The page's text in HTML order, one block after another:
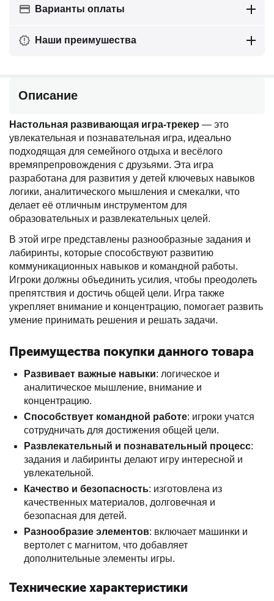
Варианты оплаты
Наши преимушества
Описание
Настольная развивающая игра-трекер — это
увлекательная и познавательная игра, идеально
подходящая для семейного отдыха и весёлого
времяпрепровождения с друзьями. Эта игра
разработана для развития у детей ключевых навыков
логики, аналитического мышления и смекалки, что
делает её отличным инструментом для
образовательных и развлекательных целей.
В этой игре представлены разнообразные задания и
лабиринты, которые способствуют развитию
коммуникационных навыков и командной работы.
Игроки должны объединить усилия, чтобы преодолеть
препятствия и достичь общей цели. Игра также
укрепляет внимание и концентрацию, помогает развить
умение принимать решения и решать задачи.
Преимущества покупки данного товара
Развивает важные навыки: логическое и
аналитическое мышление, внимание и
концентрацию.
Способствует командной работе: игроки учатся
сотрудничать для достижения общей цели.
Развлекательный и познавательный процесс:
задания и лабиринты делают игру интересной и
увлекательной.
Качество и безопасность: изготовлена из
качественных материалов, долговечная и
безопасная для детей.
Разнообразие элементов: включает машинки и
вертолет с магнитом, что добавляет
дополнительные элементы игры.
Технические характеристики